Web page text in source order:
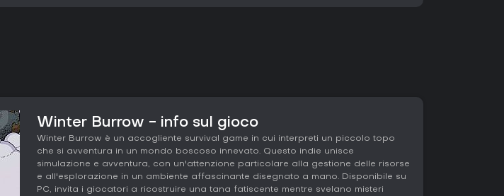
Winter Burrow - info sul gioco
Winter Burrow è un accogliente survival game in cui interpreti un piccolo topo
che si avventura in un mondo boscoso innevato. Questo indie unisce
simulazione e avventura, con un'attenzione particolare alla gestione delle risorse
e all'esplorazione in un ambiente affascinante disegnato a mano. Disponibile su
PC, invita i giocatori a ricostruire una tana fatiscente mentre svelano misteri